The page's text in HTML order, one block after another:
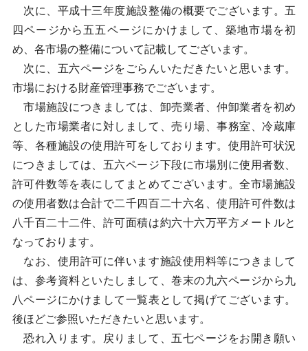
次に、平成十三年度施設整備の概要でございます。五
四ページから五五ページにかけまして、築地市場を初
め、各市場の整備について記載してございます。
次に、五六ページをごらんいただきたいと思います。
市場における財産管理事務でございます。
市場施設につきましては、卸売業者、仲卸業者を初め
とした市場業者に対しまして、売り場、事務室、冷蔵庫
等、各種施設の使用許可をしております。使用許可状況
につきましては、五六ページ下段に市場別に使用者数、
許可件数等を表にしてまとめてございます。全市場施設
の使用者数は合計で二千四百二十六名、使用許可件数は
八千百二十二件、許可面積は約六十六万平方メートルと
なっております。
なお、使用許可に伴います施設使用料等につきまして
は、参考資料といたしまして、巻末の九六ページから九
八ページにかけまして一覧表として掲げてございます。
後ほどご参照いただきたいと思います。
恐れ入ります。戻りまして、五七ページをお開き願い